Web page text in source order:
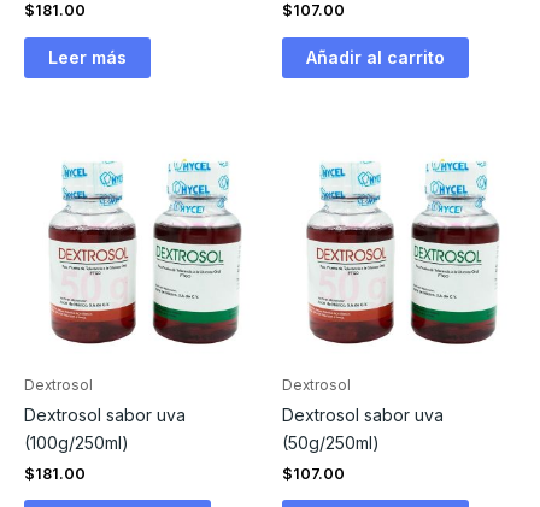
$181.00
Leer más
$107.00
Añadir al carrito
Dextrosol
Dextrosol sabor uva
(100g/250ml)
$181.00
Dextrosol
Dextrosol sabor uva
(50g/250ml)
$107.00